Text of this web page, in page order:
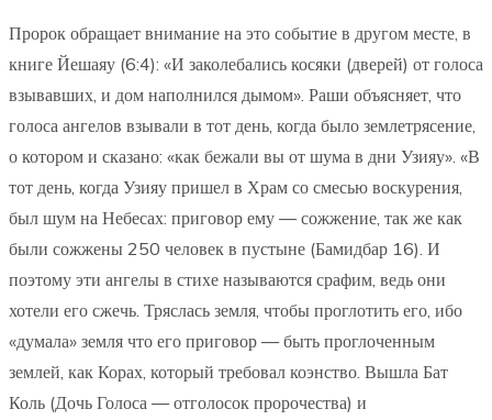
Пророк обращает внимание на это событие в другом месте, в
книге Йешаяу (6:4): «И заколебались косяки (дверей) от голоса
взывавших, и дом наполнился дымом». Раши объясняет, что
голоса ангелов взывали в тот день, когда было землетрясение,
о котором и сказано: «как бежали вы от шума в дни Узияу». «В
тот день, когда Узияу пришел в Храм со смесью воскурения,
был шум на Небесах: приговор ему — сожжение, так же как
были сожжены 250 человек в пустыне (Бамидбар 16). И
поэтому эти ангелы в стихе называются срафим, ведь они
хотели его сжечь. Тряслась земля, чтобы проглотить его, ибо
«думала» земля что его приговор — быть проглоченным
землей, как Корах, который требовал коэнство. Вышла Бат
Коль (Дочь Голоса — отголосок пророчества) и